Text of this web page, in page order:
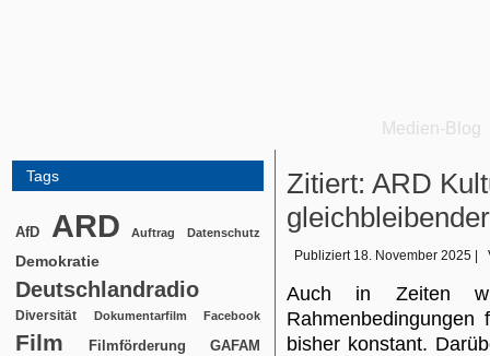
Medien-Blog
Tags
AfD ARD Auftrag Datenschutz
Demokratie
Deutschlandradio
Diversität Dokumentarfilm Facebook
Film Filmförderung GAFAM
Zitiert: ARD
Publiziert 18. November 2025
Auch in Zeiten
bisher konstant.